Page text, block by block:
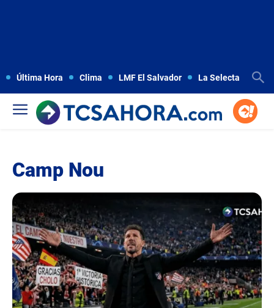
Última Hora Clima LMF El Salvador La Selecta
Camp Nou